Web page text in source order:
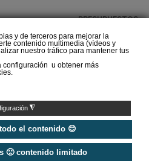
y de terceros para mejorar la
contenido multimedia (vídeos y
nuestro tráfico para mantener tus
configuración u obtener más
◮
el contenido 😊
🙁 contenido limitado
PRESUPUESTOS
(Episodio 3)